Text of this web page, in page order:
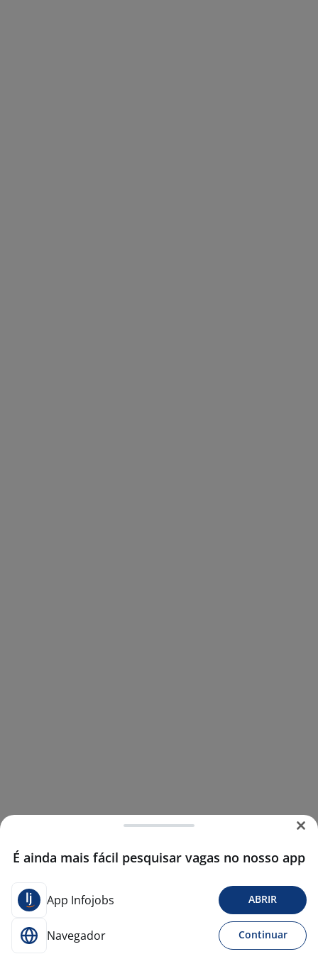
É ainda mais fácil pesquisar vagas no nosso app
App Infojobs ABRIR
Navegador Continuar